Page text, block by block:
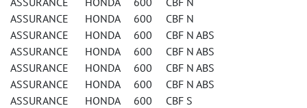
ASSURANCE HONDA 600 CBF N
ASSURANCE HONDA 600 CBF N ABS
ASSURANCE HONDA 600 CBF N ABS
ASSURANCE HONDA 600 CBF N ABS
ASSURANCE HONDA 600 CBF N ABS
ASSURANCE HONDA 600 CBF S